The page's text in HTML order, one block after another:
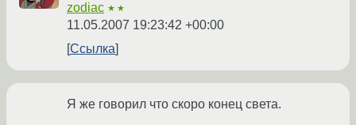
zodiac ★★
11.05.2007 19:23:42 +00:00
Ссылка
Я же говорил что скоро конец света.